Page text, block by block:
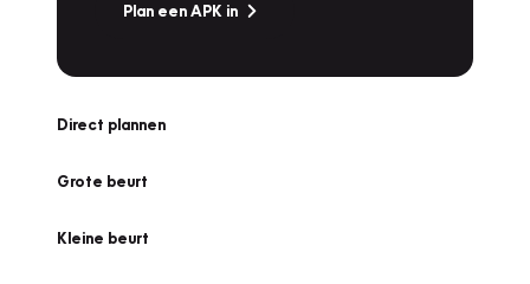
Plan een APK in
Direct plannen
Grote beurt
Kleine beurt